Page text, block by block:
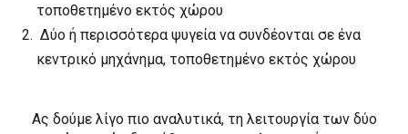
τοποθετημένο εκτός χώρου
Δύο ή περισσότερα ψυγεία να συνδέονται σε ένα
κεντρικό μηχάνημα, τοποθετημένο εκτός χώρου
Ας δούμε λίγο πιο αναλυτικά, τη λειτουργία των δύο